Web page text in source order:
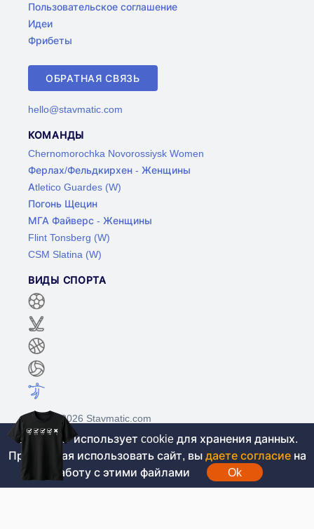
Пользовательское соглашение
Идеи
Фрибеты
ОБРАТНАЯ СВЯЗЬ
hello@stavmatic.com
КОМАНДЫ
Chernomorochka Novorossiysk Women
Ферлах/Фельдкирхен - Женщины
Atletico Guardes (W)
Погонь Щецин
МГА Файверс - Женщины
Flint Tonsberg (W)
CSM Slatina (W)
ВИДЫ СПОРТА
©2017-2026 Stavmatic.com
Для лиц старше 18 лет. На сайте не
проводятся игры на денежные средства, вся
Этот сайт использует cookie для хранения данных.
Продолжая использовать сайт, вы даете согласие на
работу с этими файлами
Ok